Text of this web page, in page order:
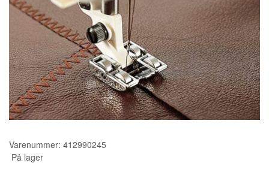
INDUSTRI
BRUGTE/DEMO
MASKIN TILBEHØR
SYTILBEHØR
KURSER
SCANNCUT
Varenummer: 412990245
På lager